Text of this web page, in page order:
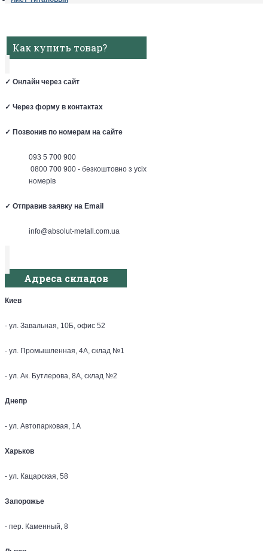
Как купить товар?
✓ Онлайн через сайт
✓ Через форму в контактах
✓ Позвонив по номерам на сайте
093 5 700 900
0800 700 900 - безкоштовно з усіх
номерів
✓ Отправив заявку на Email
info@absolut-metall.com.ua
Адреса складов
Киев
- ул. Завальная, 10Б, офис 52
- ул. Промышленная, 4А, склад №1
- ул. Ак. Бутлерова, 8А, склад №2
Днепр
- ул. Автопарковая, 1А
Харьков
- ул. Кацарская, 58
Запорожье
- пер. Каменный, 8